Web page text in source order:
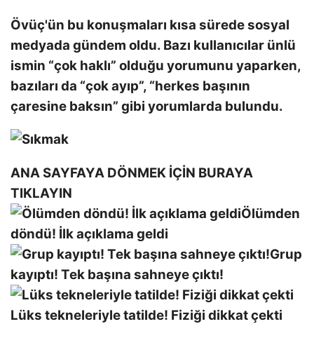
Övüç'ün bu konuşmaları kısa sürede sosyal
medyada gündem oldu. Bazı kullanıcılar ünlü
ismin “çok haklı” olduğu yorumunu yaparken,
bazıları da “çok ayıp”, “herkes başının
çaresine baksın” gibi yorumlarda bulundu.
ANA SAYFAYA DÖNMEK İÇİN BURAYA
TIKLAYIN
Ölümden
döndü! İlk açıklama geldi
Grup
kayıptı! Tek başına sahneye çıktı!
Lüks tekneleriyle tatilde! Fiziği dikkat çekti